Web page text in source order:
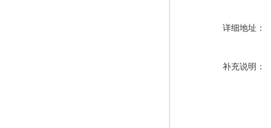
详细地址：
补充说明：